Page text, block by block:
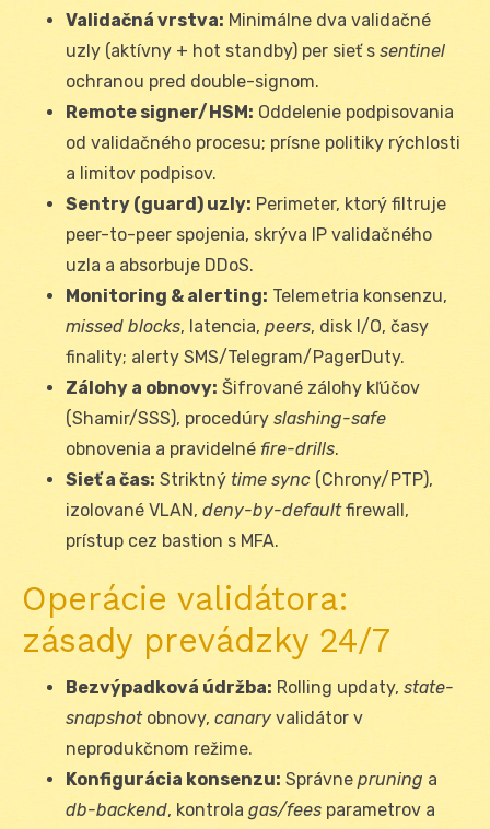
Validačná vrstva: Minimálne dva validačné
uzly (aktívny + hot standby) per sieť s sentinel
ochranou pred double-signom.
Remote signer/HSM: Oddelenie podpisovania
od validačného procesu; prísne politiky rýchlosti
a limitov podpisov.
Sentry (guard) uzly: Perimeter, ktorý filtruje
peer-to-peer spojenia, skrýva IP validačného
uzla a absorbuje DDoS.
Monitoring & alerting: Telemetria konsenzu,
missed blocks, latencia, peers, disk I/O, časy
finality; alerty SMS/Telegram/PagerDuty.
Zálohy a obnovy: Šifrované zálohy kľúčov
(Shamir/SSS), procedúry slashing-safe
obnovenia a pravidelné fire-drills.
Sieť a čas: Striktný time sync (Chrony/PTP),
izolované VLAN, deny-by-defaultfirewall,
prístup cez bastion s MFA.
Operácie validátora:
zásady prevádzky 24/7
Bezvýpadková údržba: Rolling updaty, state-
snapshotobnovy, canary validátor v
neprodukčnom režime.
Konfigurácia konsenzu: Správne pruning a
db-backend, kontrola gas/fees parametrov a